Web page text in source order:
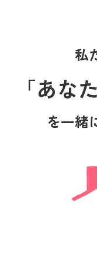
私
「あな
を一緒